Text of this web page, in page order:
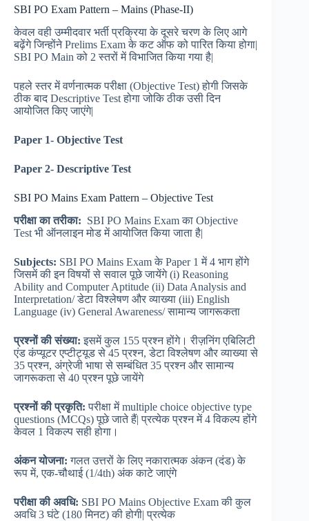
SBI PO Exam Pattern – Mains (Phase-II)
केवल वही उम्मीदवार भर्ती प्रक्रिया के दूसरे चरण के लिए आगे
बढ़ेंगे जिन्होंने Prelims Exam के कट ऑफ को पारित किया होगा|
SBI PO Main को 2 स्तरों में विभाजित किया गया है|
पहले स्तर में वर्णनात्मक परीक्षा (Objective Test) होगी जिसके
ठीक बाद Descriptive Test होगा जोकि ठीक उसी दिन
आयोजित किए जाएंगे|
Paper 1- Objective Test
Paper 2- Descriptive Test
SBI PO Mains Exam Pattern – Objective Test
परीक्षाकातरीका: SBI PO Mains Exam का Objective
Test भी ऑनलाइन मोड में आयोजित किया जाता है|
Subjects: SBI PO Mains Exam के Paper 1 में 4 भाग होंगे
जिसमें की इन विषयों से सवाल पूछे जायेंगे (i) Reasoning
Ability and Computer Aptitude (ii) Data Analysis and
Interpretation/ डेटा विश्लेषण और व्याख्या (iii) English
Language (iv) General Awareness/ सामान्य जागरूकता
प्रश्नोंकीसंख्या: इसमें कुल 155 प्रश्न होंगे। रीज़निंग एबिलिटी
एंड कंप्यूटर एप्टीट्यूड से 45 प्रश्न, डेटा विश्लेषण और व्याख्या से
35 प्रश्न, अंग्रेजी भाषा से सम्बंधित 35 प्रश्न और सामान्य
जागरूकता से 40 प्रश्न पूछे जायेंगे
प्रश्नोंकीप्रकृति: परीक्षा में multiple choice objective type
questions (MCQs) पूछे जाते हैं| प्रत्येक प्रश्न में 4 विकल्प होंगे
केवल 1 विकल्प सही होगा।
अंकनयोजना: गलत उत्तरों के लिए नकारात्मक अंकन (दंड) के
रूप में, एक-चौथाई (1/4th) अंक काटे जाएंगे
परीक्षाकीअवधि: SBI PO Mains Objective Exam की कुल
अवधि 3 घंटे (180 मिनट) की होगी| प्रत्येक